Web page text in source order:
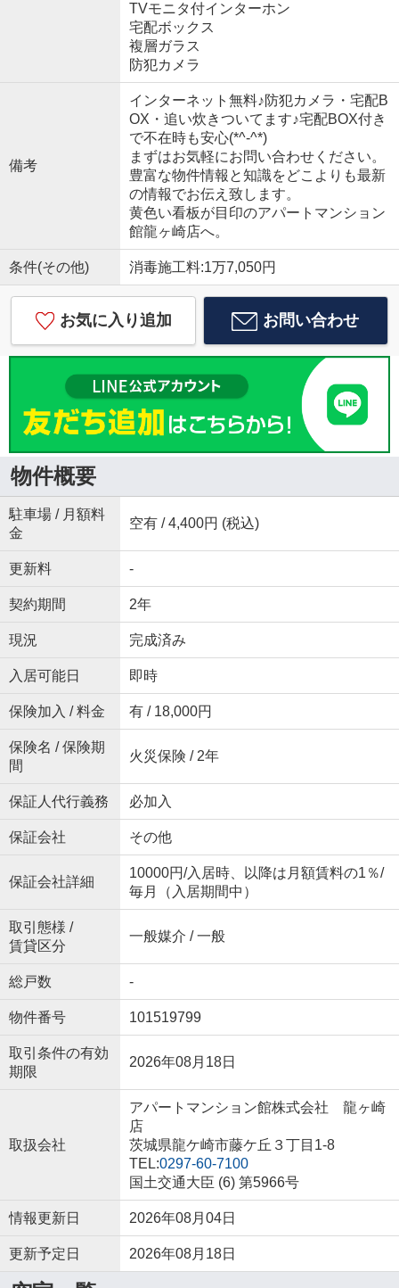
TVモニタ付インターホン
宅配ボックス
複層ガラス
防犯カメラ
備考
インターネット無料♪防犯カメラ・宅配B
OX・追い炊きついてます♪宅配BOX付き
で不在時も安心(*^-^*)
まずはお気軽にお問い合わせください。
豊富な物件情報と知識をどこよりも最新
の情報でお伝え致します。
黄色い看板が目印のアパートマンション
館龍ヶ崎店へ。
条件(その他) 消毒施工料:1万7,050円
お気に入り追加 お問い合わせ
物件概要
駐車場 / 月額料
金
空有 / 4,400円 (税込)
更新料 -
契約期間 2年
現況 完成済み
入居可能日 即時
保険加入 / 料金 有 / 18,000円
保険名 / 保険期
間
火災保険 / 2年
保証人代行義務 必加入
保証会社 その他
保証会社詳細
10000円/入居時、以降は月額賃料の1％/
毎月（入居期間中）
取引態様 /
賃貸区分
一般媒介 / 一般
総戸数 -
物件番号 101519799
取引条件の有効
期限
2026年08月18日
取扱会社
アパートマンション館株式会社 龍ヶ崎
店
茨城県龍ケ崎市藤ケ丘３丁目1-8
TEL:0297-60-7100
国土交通大臣 (6) 第5966号
情報更新日 2026年08月04日
更新予定日 2026年08月18日